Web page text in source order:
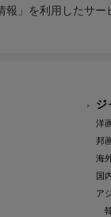
報」を利用したサ
ジ
洋
邦
海
国
ア